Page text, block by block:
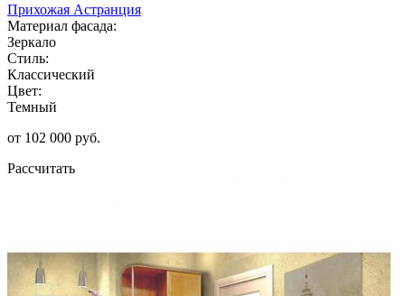
Прихожая Астранция
Материал фасада:
Зеркало
Стиль:
Классический
Цвет:
Темный
от 102 000 руб.
Рассчитать